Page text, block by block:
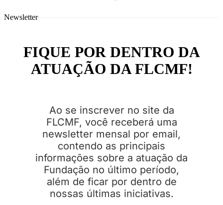
Newsletter
FIQUE POR DENTRO DA
ATUAÇÃO DA FLCMF!
Ao se inscrever no site da
FLCMF, você receberá uma
newsletter mensal por email,
contendo as principais
informações sobre a atuação da
Fundação no último período,
além de ficar por dentro de
nossas últimas iniciativas.